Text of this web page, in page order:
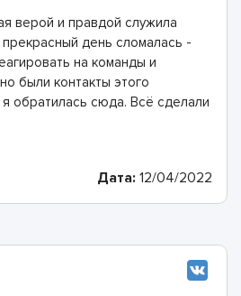
верой и правдой служила
день сломалась -
на команды и
были контакты этого
обратилась сюда. Всё сделали
этих мастеров!
Дата: 12/04/2022